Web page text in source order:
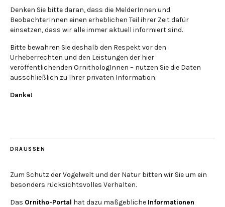
Denken Sie bitte daran, dass die MelderInnen und
BeobachterInnen einen erheblichen Teil ihrer Zeit dafür
einsetzen, dass wir alle immer aktuell informiert sind.
Bitte bewahren Sie deshalb den Respekt vor den
Urheberrechten und den Leistungen der hier
veröffentlichenden OrnithologInnen – nutzen Sie die Daten
ausschließlich zu Ihrer privaten Information.
Danke!
DRAUSSEN
Zum Schutz der Vogelwelt und der Natur bitten wir Sie um ein
besonders rücksichtsvolles Verhalten.
Das Ornitho-Portal hat dazu maßgebliche Informationen